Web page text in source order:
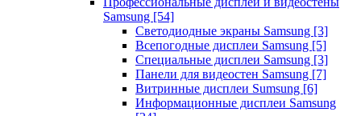
Samsung [54]
Светодиодные экраны Samsung [3]
Всепогодные дисплеи Samsung [5]
Специальные дисплеи Samsung [3]
Панели для видеостен Samsung [7]
Витринные дисплеи Sumsung [6]
Информационные дисплеи Samsung